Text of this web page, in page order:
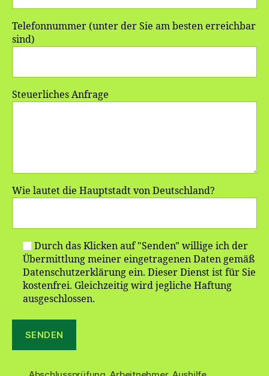
Telefonnummer (unter der Sie am besten erreichbar
sind)
Steuerliches Anfrage
Wie lautet die Hauptstadt von Deutschland?
Durch das Klicken auf "Senden" willige ich der
Übermittlung meiner eingetragenen Daten gemäß
Datenschutzerklärung ein. Dieser Dienst ist für Sie
kostenfrei. Gleichzeitig wird jegliche Haftung
ausgeschlossen.